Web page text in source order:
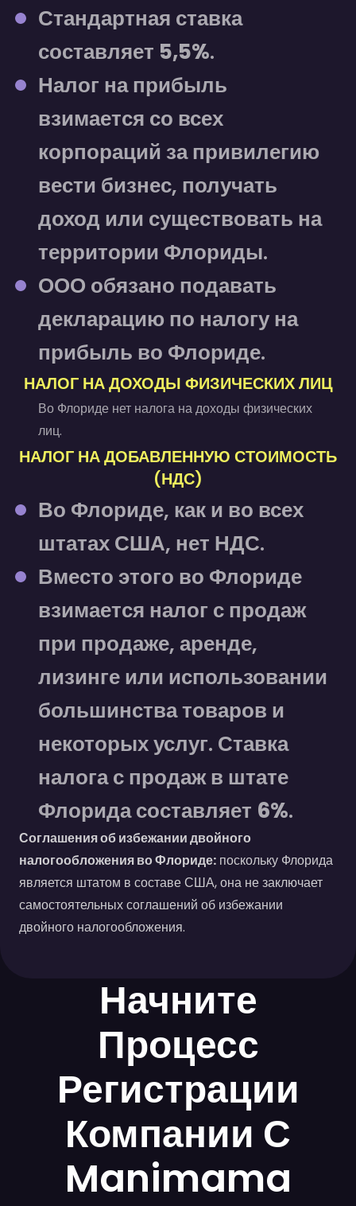
Стандартная ставка
составляет 5,5%.
Налог на прибыль
взимается со всех
корпораций за привилегию
вести бизнес, получать
доход или существовать на
территории Флориды.
ООО обязано подавать
декларацию по налогу на
прибыль во Флориде.
НАЛОГ НА ДОХОДЫ ФИЗИЧЕСКИХ ЛИЦ
Во Флориде нет налога на доходы физических
лиц.
НАЛОГ НА ДОБАВЛЕННУЮ СТОИМОСТЬ
(НДС)
Во Флориде, как и во всех
штатах США, нет НДС.
Вместо этого во Флориде
взимается налог с продаж
при продаже, аренде,
лизинге или использовании
большинства товаров и
некоторых услуг. Ставка
налога с продаж в штате
Флорида составляет 6%.
Соглашения об избежании двойного
налогообложения во Флориде: поскольку Флорида
является штатом в составе США, она не заключает
самостоятельных соглашений об избежании
двойного налогообложения.
Начните
Процесс
Регистрации
Компании С
Manimama